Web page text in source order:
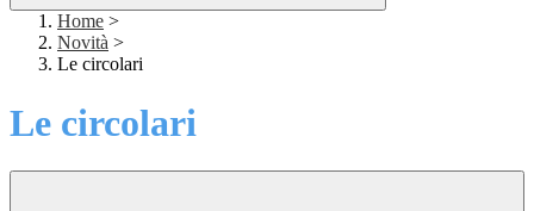
Home >
Novità >
Le circolari
Le circolari